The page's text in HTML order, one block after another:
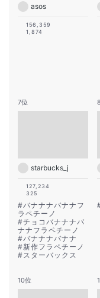
asos
156,359
1,874
7位
starbucks_j
127,234
325
#バナナナバナナフ
ラペチーノ
#チョコバナナナバ
ナナフラペチーノ
#バナナナバナナ
#新作フラペチーノ
#スターバックス
10位